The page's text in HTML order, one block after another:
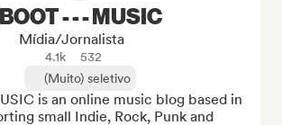
BOOT - - - MUSIC
Mídia/Jornalista
4.1k
532
(Muito) seletivo
is an online music blog based in
small Indie, Rock, Punk and